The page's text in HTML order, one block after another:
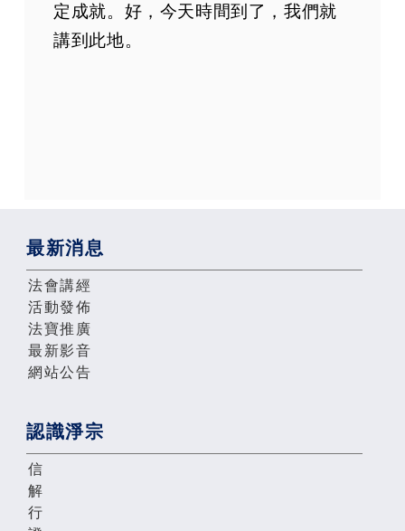
定成就。好，今天時間到了，我們就
講到此地。
最新消息
法會講經
活動發佈
法寶推廣
最新影音
網站公告
認識淨宗
信
解
行